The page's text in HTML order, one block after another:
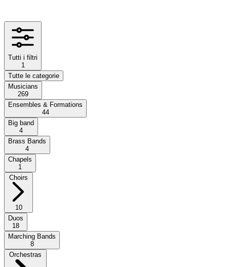
Tutti i filtri
1
Tutte le categorie
Musicians
269
Ensembles & Formations
44
Big band
4
Brass Bands
4
Chapels
1
10
Duos
18
Marching Bands
8